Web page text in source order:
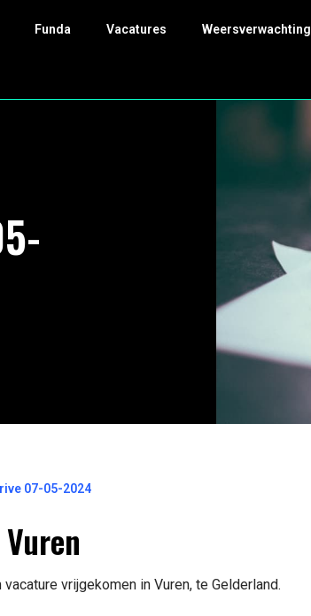
Funda Vacatures Weersverwachting
07-05-2024
vrijgekomen in Vuren, te Gelderland.